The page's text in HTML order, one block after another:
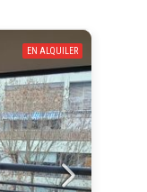
EN ALQUILER